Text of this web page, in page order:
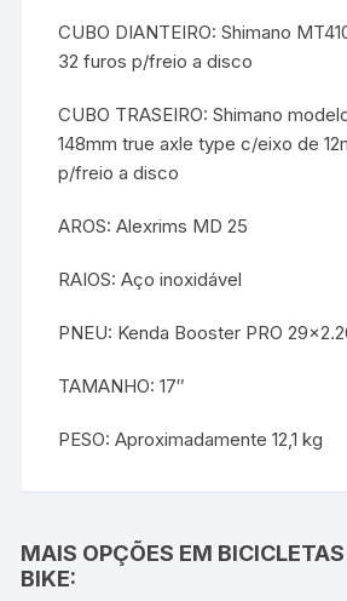
CUBO DIANTEIRO: Shimano
32 furos p/freio a disco
CUBO TRASEIRO: Shimano
148mm true axle type c/eixo de
p/freio a disco
AROS: Alexrims MD 25
RAIOS: Aço inoxidável
PNEU: Kenda Booster PRO
TAMANHO: 17″
PESO: Aproximadamente 12,1 kg
MAIS OPÇÕES EM
BIKE: